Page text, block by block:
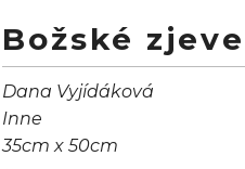
Božské
Dana Vyjídáková
Inne
35cm x 50cm